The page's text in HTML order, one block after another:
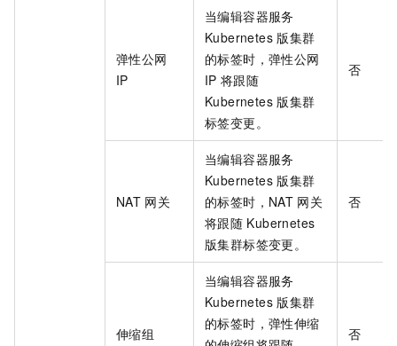
弹性公网
IP
当编辑容器服务
Kubernetes 版集群
的标签时，弹性公网
IP 将跟随
Kubernetes 版集群
标签变更。
否
NAT 网关
当编辑容器服务
Kubernetes 版集群
的标签时，NAT 网关
将跟随 Kubernetes
版集群标签变更。
否
伸缩组
当编辑容器服务
Kubernetes 版集群
的标签时，弹性伸缩
否